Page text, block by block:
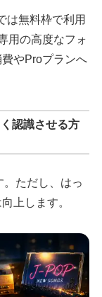
は無料枠で利用
用の高度なフォ
やProプランへ
認識させる方
ただし、はっ
上します。